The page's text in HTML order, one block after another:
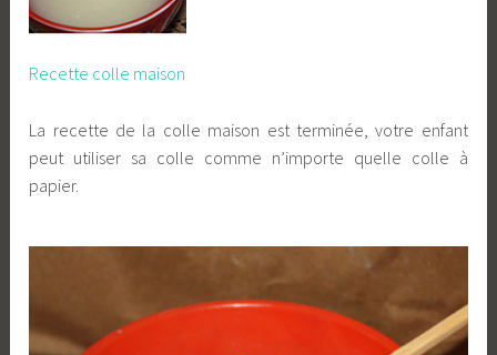
Recette colle maison
La recette de la colle maison est terminée, votre enfant
peut utiliser sa colle comme n’importe quelle colle à
papier.